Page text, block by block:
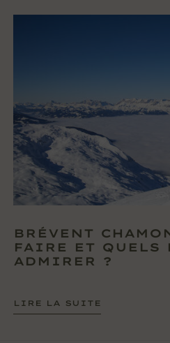
BRÉVENT
FAIRE ET QUELS
ADMIRER ?
LIRE LA SUITE